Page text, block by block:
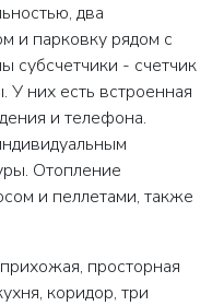
два
и парковку рядом с
субсчетчики - счетчик
У них есть встроенная
и телефона.
Отопление
и пеллетами, также
просторная
коридор, три